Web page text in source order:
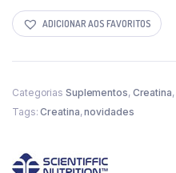
ADICIONAR AOS FAVORITOS
Categorias Suplementos, Creatina,
Tags:Creatina,novidades